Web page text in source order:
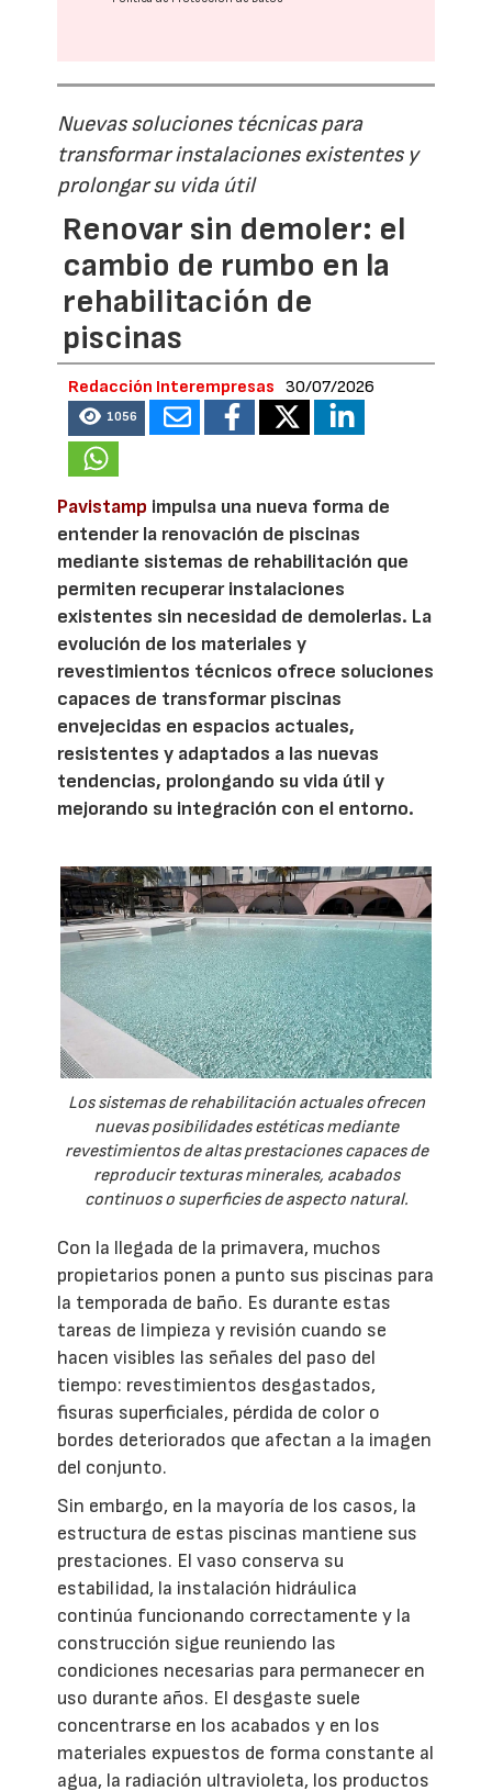
Nuevas soluciones técnicas para
transformar instalaciones existentes y
prolongar su vida útil
Renovar sin demoler: el
cambio de rumbo en la
rehabilitación de
piscinas
Redacción Interempresas 30/07/2026
1056
Pavistamp impulsa una nueva forma de
entender la renovación de piscinas
mediante sistemas de rehabilitación que
permiten recuperar instalaciones
existentes sin necesidad de demolerlas. La
evolución de los materiales y
revestimientos técnicos ofrece soluciones
capaces de transformar piscinas
envejecidas en espacios actuales,
resistentes y adaptados a las nuevas
tendencias, prolongando su vida útil y
mejorando su integración con el entorno.
Los sistemas de rehabilitación actuales ofrecen
nuevas posibilidades estéticas mediante
revestimientos de altas prestaciones capaces de
reproducir texturas minerales, acabados
continuos o superficies de aspecto natural.
Con la llegada de la primavera, muchos
propietarios ponen a punto sus piscinas para
la temporada de baño. Es durante estas
tareas de limpieza y revisión cuando se
hacen visibles las señales del paso del
tiempo: revestimientos desgastados,
fisuras superficiales, pérdida de color o
bordes deteriorados que afectan a la imagen
del conjunto.
Sin embargo, en la mayoría de los casos, la
estructura de estas piscinas mantiene sus
prestaciones. El vaso conserva su
estabilidad, la instalación hidráulica
continúa funcionando correctamente y la
construcción sigue reuniendo las
condiciones necesarias para permanecer en
uso durante años. El desgaste suele
concentrarse en los acabados y en los
materiales expuestos de forma constante al
agua, la radiación ultravioleta, los productos